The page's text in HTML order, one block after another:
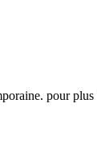
pour